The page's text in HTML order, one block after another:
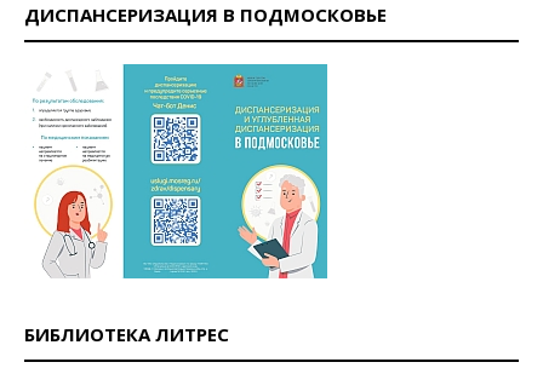
ДИСПАНСЕРИЗАЦИЯ В ПОДМОСКОВЬЕ
БИБЛИОТЕКА ЛИТРЕС